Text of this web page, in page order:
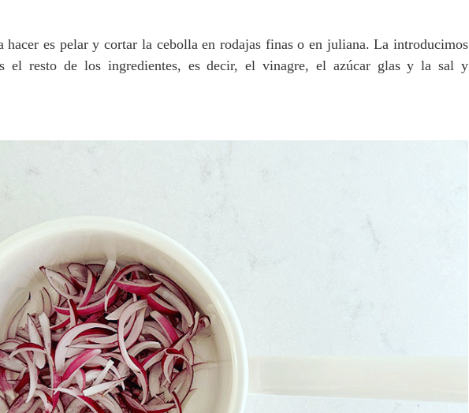
hacer es pelar y cortar la cebolla en rodajas finas o en juliana. La introducimos
el resto de los ingredientes, es decir, el vinagre, el azúcar glas y la sal y